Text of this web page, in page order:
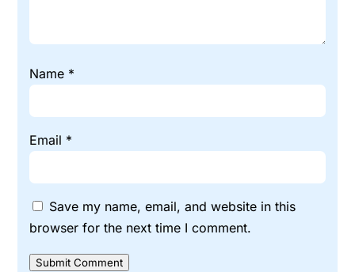
Name *
Email *
Save my name, email, and website in this
browser for the next time I comment.
Submit Comment